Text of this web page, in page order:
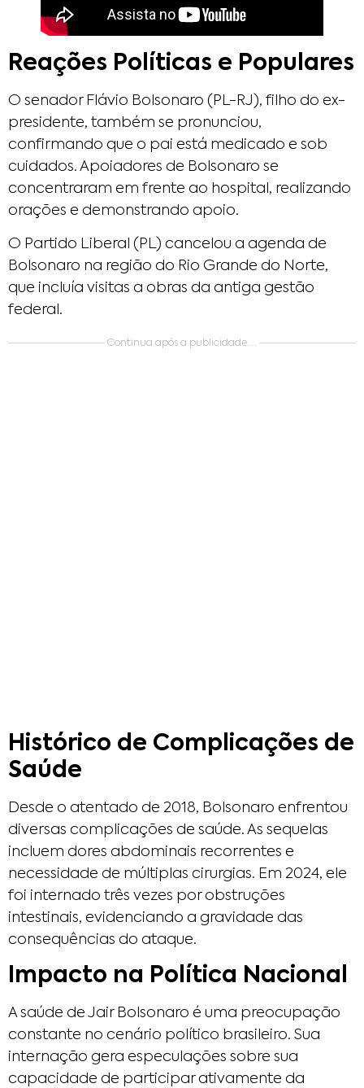
Reações Políticas e Populares
O senador Flávio Bolsonaro (PL-RJ), filho do ex-
presidente, também se pronunciou,
confirmando que o pai está medicado e sob
cuidados. Apoiadores de Bolsonaro se
concentraram em frente ao hospital, realizando
orações e demonstrando apoio.​
O Partido Liberal (PL) cancelou a agenda de
Bolsonaro na região do Rio Grande do Norte,
que incluía visitas a obras da antiga gestão
federal.​
Continua após a publicidade....
Histórico de Complicações de
Saúde
Desde o atentado de 2018, Bolsonaro enfrentou
diversas complicações de saúde. As sequelas
incluem dores abdominais recorrentes e
necessidade de múltiplas cirurgias. Em 2024, ele
foi internado três vezes por obstruções
intestinais, evidenciando a gravidade das
consequências do ataque.​
Impacto na Política Nacional
A saúde de Jair Bolsonaro é uma preocupação
constante no cenário político brasileiro. Sua
internação gera especulações sobre sua
capacidade de participar ativamente da